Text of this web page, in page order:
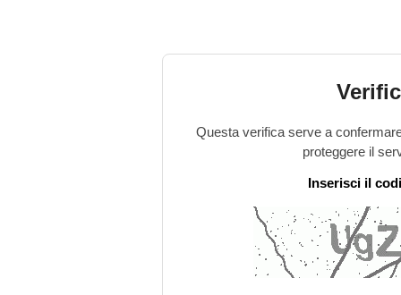
Questa verifica serve a
proteggere il
Inserisci il